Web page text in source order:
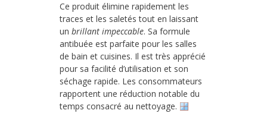
Ce produit élimine rapidement les
traces et les saletés tout en laissant
un brillant impeccable. Sa formule
antibuée est parfaite pour les salles
de bain et cuisines. Il est très apprécié
pour sa facilité d’utilisation et son
séchage rapide. Les consommateurs
rapportent une réduction notable du
temps consacré au nettoyage.